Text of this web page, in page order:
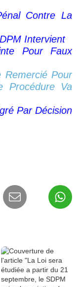
Contre La
Intervient
Pour Faux
Remercié Pour
Va
Par Décision